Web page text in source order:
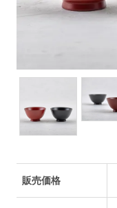
販売価格